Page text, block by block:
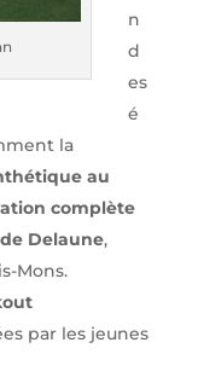
n
d
es
é
la
au
complète
Delaune,
Mons.
par les jeunes